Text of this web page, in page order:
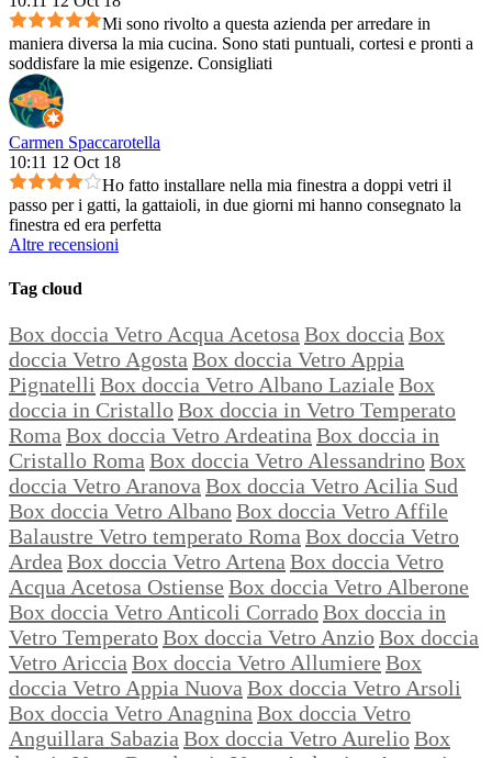
Mi sono rivolto a questa azienda per arredare in
maniera diversa la mia cucina. Sono stati puntuali, cortesi e pronti a
soddisfare la mie esigenze. Consigliati
Carmen Spaccarotella
10:11 12 Oct 18
Ho fatto installare nella mia finestra a doppi vetri il
passo per i gatti, la gattaioli, in due giorni mi hanno consegnato la
finestra ed era perfetta
Altre recensioni
Tag cloud
Box doccia Vetro Acqua Acetosa Box doccia Box
doccia Vetro Agosta Box doccia Vetro Appia
Pignatelli Box doccia Vetro Albano Laziale Box
doccia in CristalloBox doccia in Vetro Temperato
Roma Box doccia Vetro Ardeatina Box doccia in
Cristallo Roma Box doccia Vetro AlessandrinoBox
doccia Vetro Aranova Box doccia Vetro Acilia Sud
Box doccia Vetro AlbanoBox doccia Vetro Affile
Balaustre Vetro temperato Roma Box doccia Vetro
Ardea Box doccia Vetro Artena Box doccia Vetro
Acqua Acetosa Ostiense Box doccia Vetro Alberone
Box doccia Vetro Anticoli CorradoBox doccia in
Vetro TemperatoBox doccia Vetro AnzioBox doccia
Vetro Ariccia Box doccia Vetro Allumiere Box
doccia Vetro Appia Nuova Box doccia Vetro Arsoli
Box doccia Vetro Anagnina Box doccia Vetro
Anguillara Sabazia Box doccia Vetro AurelioBox